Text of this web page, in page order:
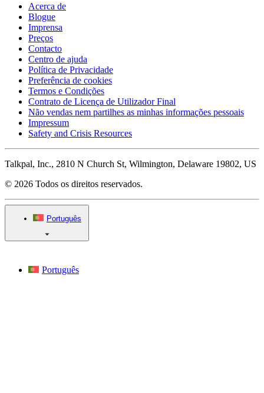
Acerca de
Blogue
Imprensa
Preços
Contacto
Centro de ajuda
Política de Privacidade
Preferência de cookies
Termos e Condições
Contrato de Licença de Utilizador Final
Não vendas nem partilhes as minhas informações pessoais
Impressum
Safety and Crisis Resources
Talkpal, Inc., 2810 N Church St, Wilmington, Delaware 19802, US
© 2026 Todos os direitos reservados.
Português
Português